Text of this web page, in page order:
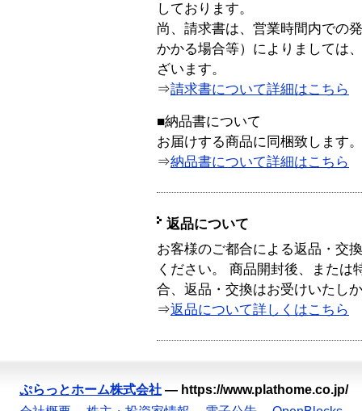
しております。
尚、請求書は、営業時間内での
かかる場合等）によりましては
ざいます。
⇒請求書について詳細はこちら
■納品書について
お届けする商品に同梱致します。
⇒納品書について詳細はこちら
返品について
お客様のご都合による返品・交
ください。 商品開封後、または
合、返品・交換はお受けいたし
⇒返品について詳しくはこちら
ぷらっとホーム株式会社 — https://www.plathome.co.jp/